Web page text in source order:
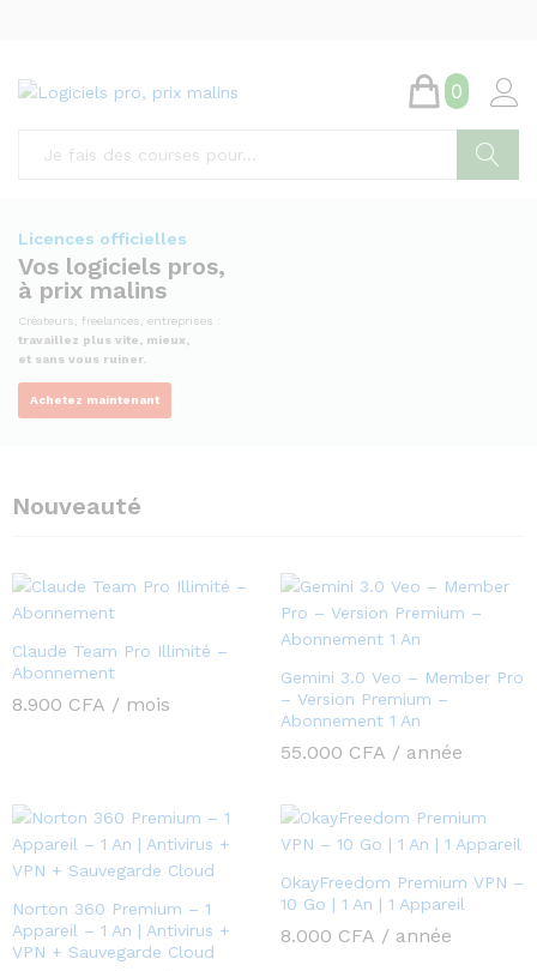
0
Licences officielles
Vos logiciels pros,
à prix malins
Créateurs, freelances, entreprises :
travaillez plus vite, mieux,
et sans vous ruiner.
Achetez maintenant
Nouveauté
Claude Team Pro Illimité –
Abonnement
8.900 CFA / mois
Gemini 3.0 Veo – Member Pro
– Version Premium –
Abonnement 1 An
55.000 CFA / année
Norton 360 Premium – 1
Appareil – 1 An | Antivirus +
VPN + Sauvegarde Cloud
OkayFreedom Premium VPN –
10 Go | 1 An | 1 Appareil
8.000 CFA / année